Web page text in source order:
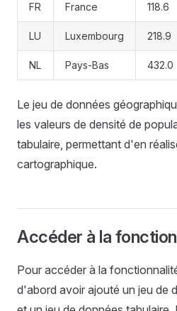
FR France 118.6
LU Luxembourg 218.9
NL Pays-Bas 432.0
Le jeu de données
les valeurs de densité de
tabulaire, permettant d'en
cartographique.
Accéder à la
Pour accéder à la
d'abord avoir ajouté un jeu de